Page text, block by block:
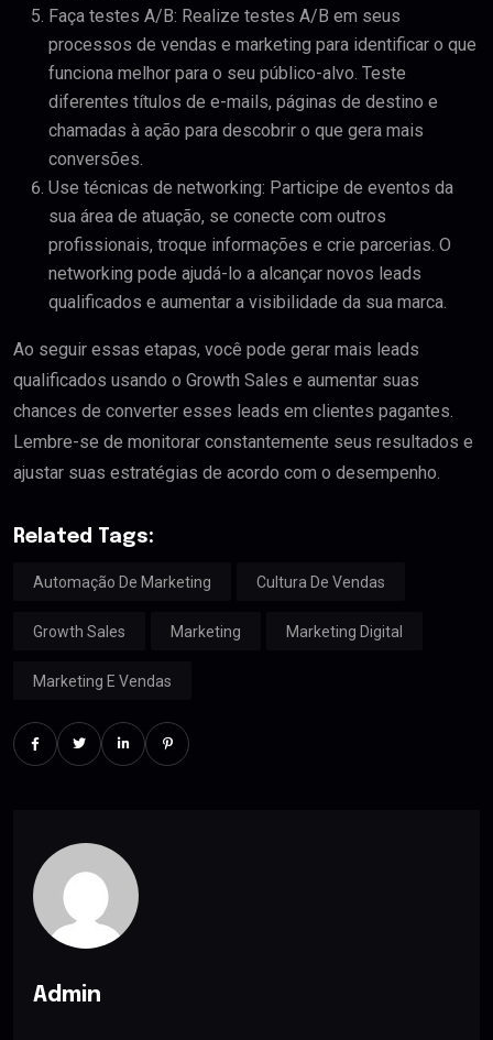
Faça testes A/B: Realize testes A/B em seus
processos de vendas e marketing para identificar o que
funciona melhor para o seu público-alvo. Teste
diferentes títulos de e-mails, páginas de destino e
chamadas à ação para descobrir o que gera mais
conversões.
Use técnicas de networking: Participe de eventos da
sua área de atuação, se conecte com outros
profissionais, troque informações e crie parcerias. O
networking pode ajudá-lo a alcançar novos leads
qualificados e aumentar a visibilidade da sua marca.
Ao seguir essas etapas, você pode gerar mais leads
qualificados usando o Growth Sales e aumentar suas
chances de converter esses leads em clientes pagantes.
Lembre-se de monitorar constantemente seus resultados e
ajustar suas estratégias de acordo com o desempenho.
Related Tags:
Automação De Marketing Cultura De Vendas
Growth Sales Marketing Marketing Digital
Marketing E Vendas
Admin